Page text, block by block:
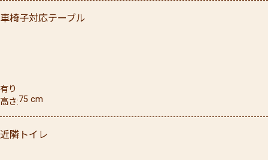
車椅子対応テーブル
有り
高さ 75 cm
近隣トイレ